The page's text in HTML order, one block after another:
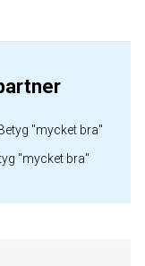
"mycket bra"
"mycket bra"